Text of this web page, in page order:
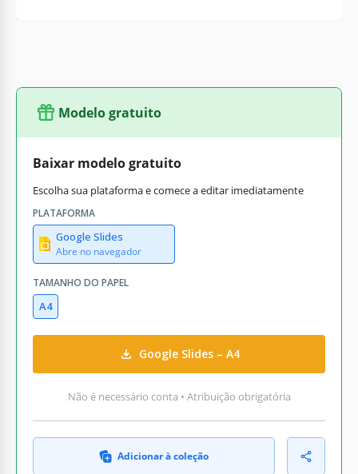
Modelo gratuito
Baixar modelo gratuito
Escolha sua plataforma e comece a editar imediatamente
PLATAFORMA
Google Slides
Abre no navegador
TAMANHO DO PAPEL
A4
Google Slides – A4
Não é necessário conta • Atribuição obrigatória
Adicionar à coleção